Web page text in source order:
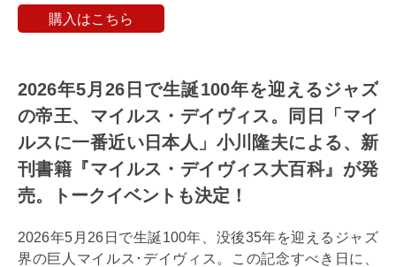
購入はこちら
2026年5月26日で生誕100年を迎えるジャズ
の帝王、マイルス・デイヴィス。同日「マイ
ルスに一番近い日本人」小川隆夫による、新
刊書籍『マイルス・デイヴィス大百科』が発
売。トークイベントも決定！
2026年5月26日で生誕100年、没後35年を迎えるジャズ
界の巨人マイルス･デイヴィス。この記念すべき日に、